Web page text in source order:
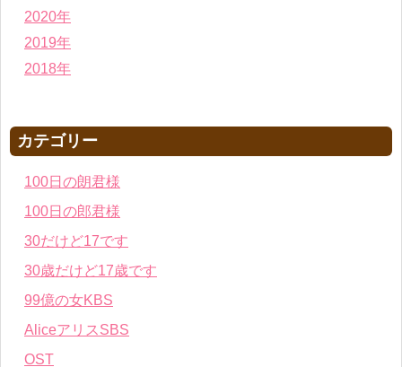
2020年
2019年
2018年
カテゴリー
100日の朗君様
100日の郎君様
30だけど17です
30歳だけど17歳です
99億の女KBS
AliceアリスSBS
OST